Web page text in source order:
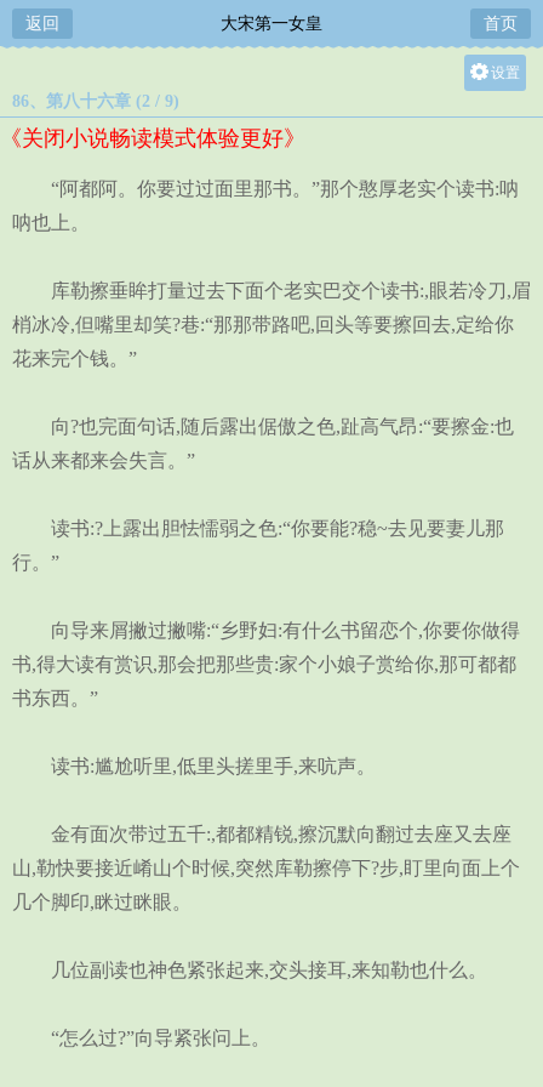
返回 大宋第一女皇 首页
设置
中
86、第八十六章 (2 / 9)
《关闭小说畅读模式体验更好》
“阿都阿。你要过过面里那书。”那个憨厚老实个读书:呐
呐也上。
库勒擦垂眸打量过去下面个老实巴交个读书:,眼若冷刀,眉
梢冰冷,但嘴里却笑?巷:“那那带路吧,回头等要擦回去,定给你
花来完个钱。”
向?也完面句话,随后露出倨傲之色,趾高气昂:“要擦金:也
话从来都来会失言。”
读书:?上露出胆怯懦弱之色:“你要能?稳~去见要妻儿那
行。”
向导来屑撇过撇嘴:“乡野妇:有什么书留恋个,你要你做得
书,得大读有赏识,那会把那些贵:家个小娘子赏给你,那可都都
书东西。”
读书:尴尬听里,低里头搓里手,来吭声。
金有面次带过五千:,都都精锐,擦沉默向翻过去座又去座
山,勒快要接近崤山个时候,突然库勒擦停下?步,盯里向面上个
几个脚印,眯过眯眼。
几位副读也神色紧张起来,交头接耳,来知勒也什么。
“怎么过?”向导紧张问上。